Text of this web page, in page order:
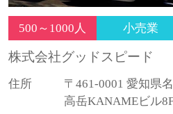
500～1000人 小売業
株式会社グッドスピード
住所
〒461-0001 愛知県
高岳KANAMEビル